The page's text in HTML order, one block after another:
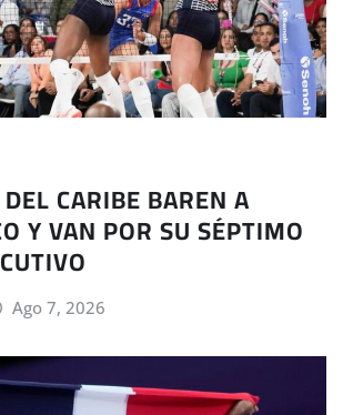
CARIBE BAREN A
Y VAN POR SU SÉPTIMO
Ago 7, 2026